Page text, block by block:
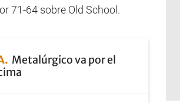
71-64 sobre Old School.
Metalúrgico va por el